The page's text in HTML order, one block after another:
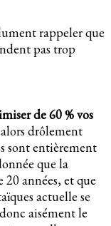
rappeler que
pas trop
de 60 % vos
drôlement
sont entièrement
que la
années, et que
actuelle se
aisément le